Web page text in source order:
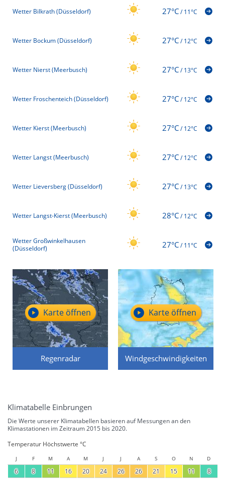
Wetter Bilkrath (Düsseldorf) 27°C/11°C
Wetter Bockum (Düsseldorf) 27°C/12°C
Wetter Nierst (Meerbusch) 27°C/13°C
Wetter Froschenteich (Düsseldorf) 27°C/12°C
Wetter Kierst (Meerbusch) 27°C/12°C
Wetter Langst (Meerbusch) 27°C/12°C
Wetter Lieversberg (Düsseldorf) 27°C/13°C
Wetter Langst-Kierst (Meerbusch) 28°C/12°C
Wetter Großwinkelhausen
(Düsseldorf)
27°C/11°C
Regenradar
Karte öffnen
Windgeschwindigkeiten
Karte öffnen
Klimatabelle Einbrungen
Die Werte unserer Klimatabellen basieren auf Messungen an den
Klimastationen im Zeitraum 2015 bis 2020.
Temperatur Höchstwerte °C
J F M A M J J A S O N D
6 8 11 16 20 24 26 26 21 15 11 8